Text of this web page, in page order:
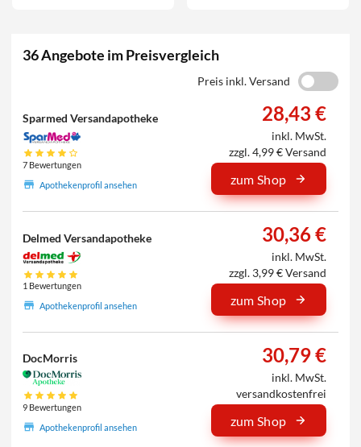
36 Angebote im Preisvergleich
Preis inkl. Versand
Sparmed Versandapotheke
7 Bewertungen
Apothekenprofil ansehen
28,43 €
inkl. MwSt.
zzgl. 4,99 € Versand
zum Shop
Delmed Versandapotheke
1 Bewertungen
Apothekenprofil ansehen
30,36 €
inkl. MwSt.
zzgl. 3,99 € Versand
zum Shop
DocMorris
9 Bewertungen
Apothekenprofil ansehen
30,79 €
inkl. MwSt.
versandkostenfrei
zum Shop